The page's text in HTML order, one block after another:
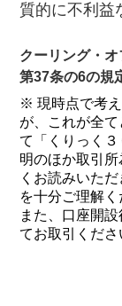
質的に不利益
クーリング・
第37条の6の規
※ 現時点で考
が、これが全
て「くりっく
明のほか取引
くお読みいた
を十分ご理解く
また、口座開
てお取引くださ